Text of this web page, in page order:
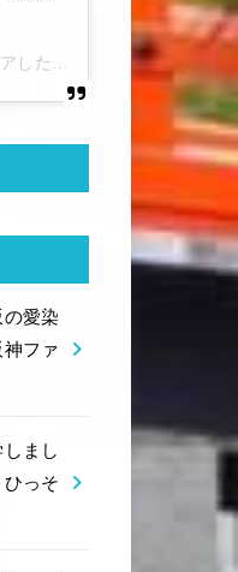
投稿 – 2020年 6月月6
の愛染
ファ
まし
っそ